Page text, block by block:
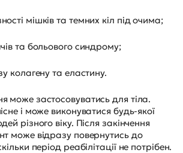
мішків та темних кіл під очима;
та больового синдрому;
колагену та еластину.
може застосовуватись для тіла.
і може виконуватися будь-якої
різного віку. Після закінчення
може відразу повернутись до
період реабілітації не потрібен.